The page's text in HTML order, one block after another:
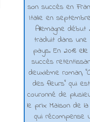
son succès en
Italie en
Allemagne début
traduit dans une
pays. En 2018
succès
deuxième roman,
des fleurs" qui
couronné de
le prix Maison de la
qui récompense